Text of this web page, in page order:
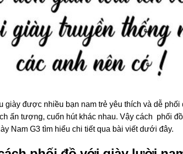
giày được nhiều bạn nam trẻ yêu thích và dễ
ấn tượng, cuốn hút khác nhau. Vậy cách phối
Nam G3 tìm hiểu chi tiết qua bài viết dưới đây.